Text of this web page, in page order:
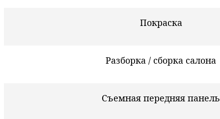
Покраска
Разборка / сборка салона
Съемная передняя панель